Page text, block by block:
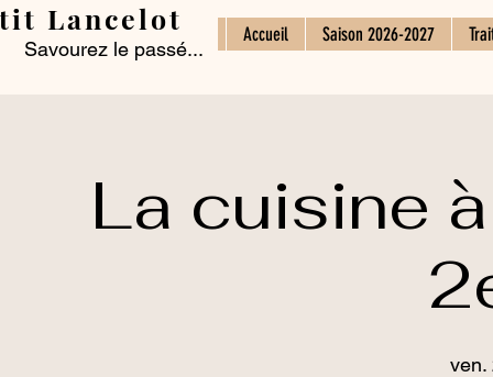
Lancelot
Savourez le passé...
Accueil Saison 2026-2027
La cuisine
ven.